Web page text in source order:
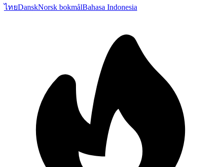
ไทยDanskNorsk bokmålBahasa Indonesia